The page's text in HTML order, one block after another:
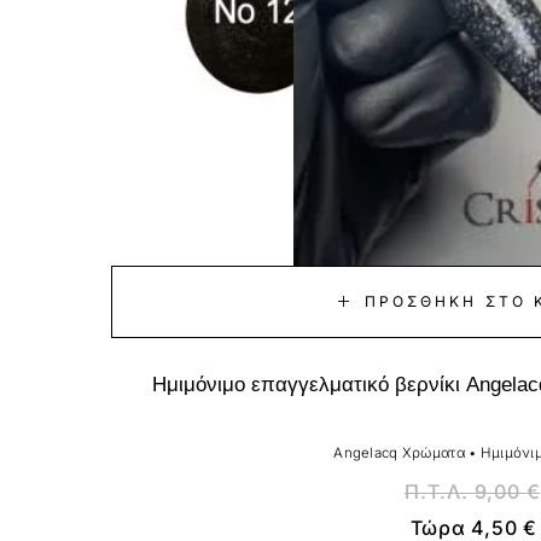
ΠΡΟΣΘΉΚΗ ΣΤΟ
Ημιμόνιμο επαγγελματικό βερνίκι
Angelacq Χρώματα•
Π.Τ.Λ.9,00€
Τώρα 4,50€